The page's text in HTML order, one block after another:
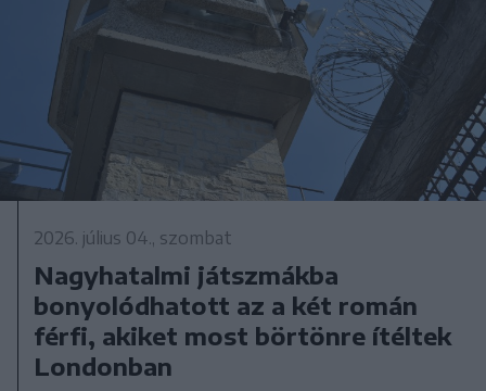
2026. július 04., szombat
Nagyhatalmi játszmákba
bonyolódhatott az a két román
férfi, akiket most börtönre ítéltek
Londonban